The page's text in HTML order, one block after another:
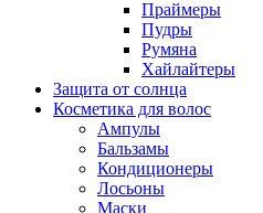
Праймеры
Пудры
Румяна
Хайлайтеры
Защита от солнца
Косметика для волос
Ампулы
Бальзамы
Кондиционеры
Лосьоны
Маски